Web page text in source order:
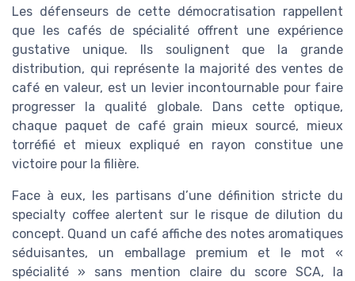
Les défenseurs de cette démocratisation rappellent
que les cafés de spécialité offrent une expérience
gustative unique. Ils soulignent que la grande
distribution, qui représente la majorité des ventes de
café en valeur, est un levier incontournable pour faire
progresser la qualité globale. Dans cette optique,
chaque paquet de café grain mieux sourcé, mieux
torréfié et mieux expliqué en rayon constitue une
victoire pour la filière.
Face à eux, les partisans d’une définition stricte du
specialty coffee alertent sur le risque de dilution du
concept. Quand un café affiche des notes aromatiques
séduisantes, un emballage premium et le mot «
spécialité » sans mention claire du score SCA, la